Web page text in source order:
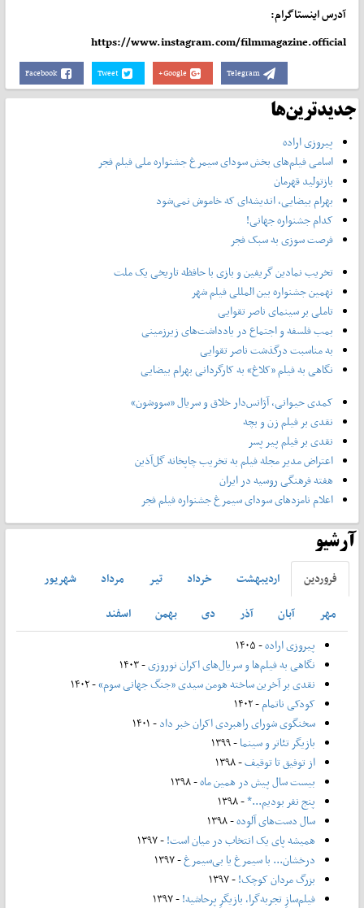
آدرس اینستاگرام:
https://www.instagram.com/filmmagazine.official
Facebook Tweet Google+ Telegram
جدیدترین‌ها
پیروزی اراده
اسامی فیلم‌های بخش سودای سیمرغ جشنواره‌ ملی فیلم فجر
بازتولید قهرمان
بهرام بیضایی، اندیشه‌ای که خاموش نمی‌شود
کدام جشنواره جهانی!
فرصت سوزی به سبک فجر
تخریب نمادین گریفین و بازی با حافظه تاریخی یک ملت
نهمین جشنواره بین المللی فیلم شهر
تاملی بر سینمای ناصر تقوایی
بمب فلسفه و اجتماع در یادداشت‌های زیرزمینی
به مناسبت درگذشت ناصر تقوایی
نگاهی به فیلم «کلاغ» به کارگردانی بهرام بیضایی
کمدی حیوانی، آژانس‌دار خلاق و سریال «سووشون»
نقدی بر فیلم زن و بچه
نقدی بر فیلم پیر پسر
اعتراض مدیر مجله فیلم به تخریب چاپخانه گل‌آذین
هفته فرهنگی روسیه در ایران
اعلام نامزدهای سودای سیمرغ جشنواره فیلم فجر
آرشیو
فروردين ارديبهشت خرداد تير مرداد
شهريور
مهر
آبان آذر دی بهمن
اسفند
پیروزی اراده- ۱۴۰۵
نگاهی به فیلم‌ها و سریال‌های اکران نوروزی- ۱۴۰۳
نقدی بر آخرین ساخته هومن سیدی «جنگ جهانی سوم»- ۱۴۰۲
کودکی ناتمام- ۱۴۰۲
سخنگوی شورای راهبردی اکران خبر داد- ۱۴۰۱
بازیگر تئاتر و سینما- ۱۳۹۹
از توفیق تا توقیف- ۱۳۹۸
بیست سال پیش در همین ماه- ۱۳۹۸
پنج نفر بودیم...*- ۱۳۹۸
سال دست‌های آلوده- ۱۳۹۸
همیشه پای یک انتخاب در میان است!- ۱۳۹۷
درخشان... با سیمرغ یا بی‌سیمرغ- ۱۳۹۷
بزرگ مردان کوچک!- ۱۳۹۷
فیلم‌سازِ تجربه‌گرا، بازیگرِ پرحاشیه!- ۱۳۹۷